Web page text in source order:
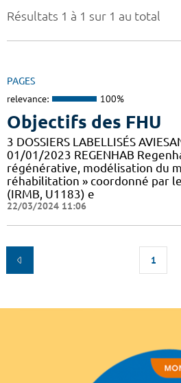
Résultats 1 à 1 sur 1 au total
PAGES
relevance: 100%
Objectifs des FHU
3 DOSSIERS LABELLISÉS
01/01/2023 REGENHAB
régénérative, modélisation du
réhabilitation » coordonné par le
(IRMB, U1183) e
22/03/2024 11:06
1